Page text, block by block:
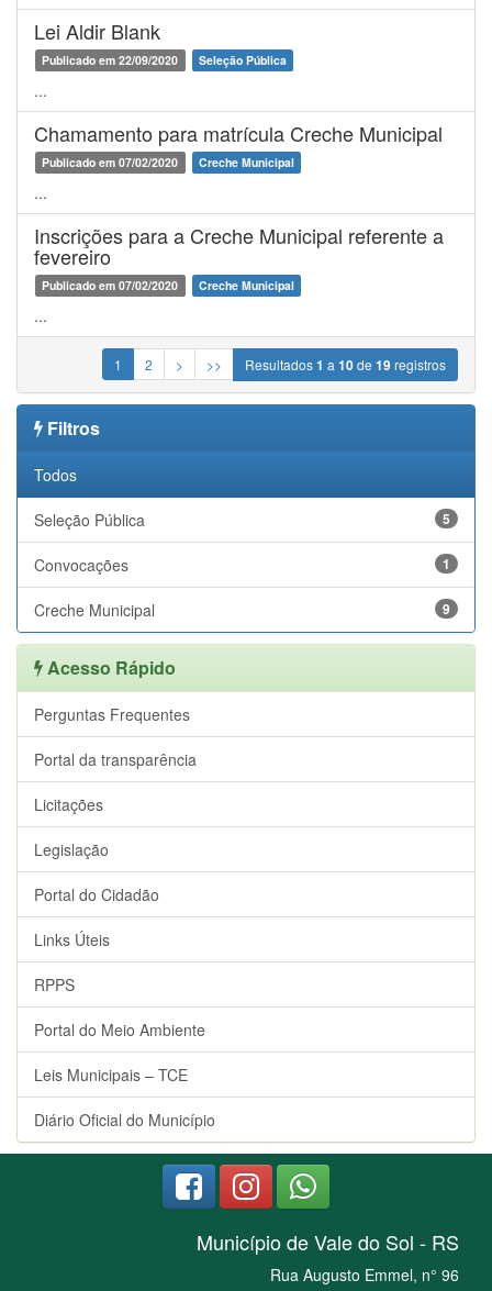
Lei Aldir Blank
Publicado em 22/09/2020 Seleção Pública
...
Chamamento para matrícula Creche Municipal
Publicado em 07/02/2020 Creche Municipal
...
Inscrições para a Creche Municipal referente a
fevereiro
Publicado em 07/02/2020 Creche Municipal
...
1 2 > >> Resultados1 a 10de 19registros
Filtros
Todos
5
Seleção Pública
1
Convocações
9
Creche Municipal
Acesso Rápido
Perguntas Frequentes
Portal da transparência
Licitações
Legislação
Portal do Cidadão
Links Úteis
RPPS
Portal do Meio Ambiente
Leis Municipais – TCE
Diário Oficial do Município
Município de Vale do Sol - RS
Rua Augusto Emmel, n° 96